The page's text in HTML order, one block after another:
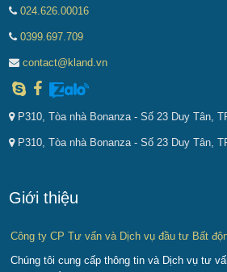
024.626.00016
0399.697.709
contact@kland.vn
P310, Tòa nhà Bonanza - Số 23 Duy Tân,
P310, Tòa nhà Bonanza - Số 23 Duy Tân,
Giới thiệu
Công ty CP Tư vấn và Dịch vụ đầu tư Bất
Chúng tôi cung cấp thông tin và Dịch vụ tư